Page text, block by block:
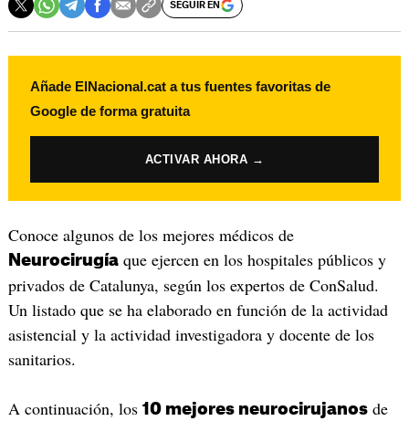
SEGUIR EN
Añade ElNacional.cat a tus fuentes favoritas de
Google de forma gratuita
ACTIVAR AHORA →
Conoce algunos de los mejores médicos de
Neurocirugíaque ejercen en los hospitales públicos y
privados de Catalunya, según los expertos de ConSalud.
Un listado que se ha elaborado en función de la actividad
asistencial y la actividad investigadora y docente de los
sanitarios.
A continuación, los 10 mejores neurocirujanosde